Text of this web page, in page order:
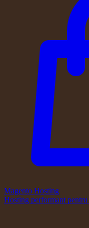
Magento Hosting
Hosting performant